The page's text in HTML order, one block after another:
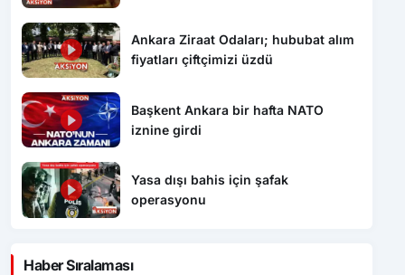
Ankara Ziraat Odaları; hububat alım
fiyatları çiftçimizi üzdü
Başkent Ankara bir hafta NATO
iznine girdi
Yasa dışı bahis için şafak
operasyonu
Haber Sıralaması